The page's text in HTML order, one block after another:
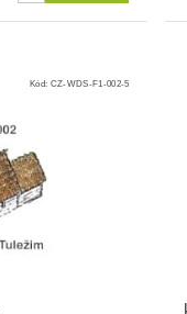
Kód: CZ-WDS-F1-002-5